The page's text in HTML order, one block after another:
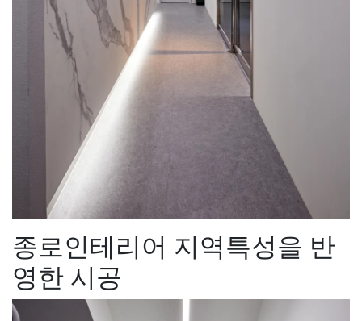
종로인테리어 지역특성을 반
영한 시공